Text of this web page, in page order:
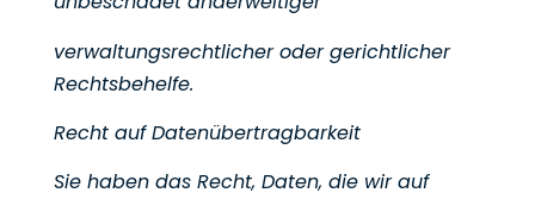
verwaltungsrechtlicher oder gerichtlicher
Rechtsbehelfe.
Recht auf Datenübertragbarkeit
Sie haben das Recht, Daten, die wir auf